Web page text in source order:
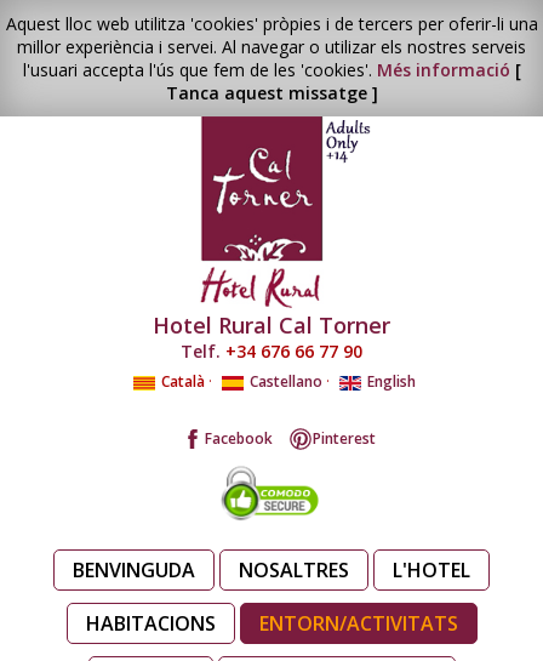
Aquest lloc web utilitza 'cookies' pròpies i de tercers per oferir-li una
millor experiència i servei. Al navegar o utilizar els nostres serveis
l'usuari accepta l'ús que fem de les 'cookies'. Més informació [
Tanca aquest missatge ]
Hotel Rural Cal Torner
Telf. +34 676 66 77 90
Català · Castellano · English
Facebook Pinterest
BENVINGUDA NOSALTRES
L'HOTEL
HABITACIONS
ENTORN/ACTIVITATS